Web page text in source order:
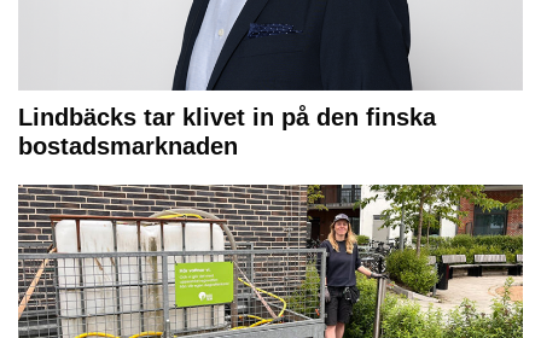
Lindbäcks tar klivet in på den finska
bostadsmarknaden